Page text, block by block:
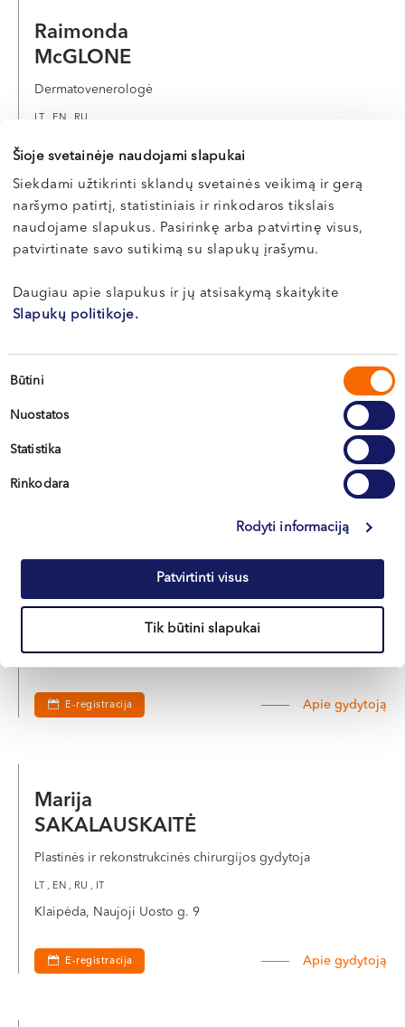
Šioje svetainėje naudojami slapukai
Siekdami užtikrinti sklandų svetainės veikimą ir gerą
naršymo patirtį, statistiniais ir rinkodaros tikslais
naudojame slapukus. Pasirinkę arba patvirtinę visus,
patvirtinate savo sutikimą su slapukų įrašymu.
Daugiau apie slapukus ir jų atsisakymą skaitykite
Slapukų politikoje.
Sutikimo
Būtini
Nuostatos
Statistika
Rinkodara
Rodyti informaciją
Patvirtinti visus
Tik būtini slapukai
ir individualų požiūrį bei nuoširdų rūpestį kiekvienu.
Pasirinkite „Northway“ medicinos centrus – kai svarbu
saugumas, kokybė ir matomi rezultatai.
Raimonda
McGLONE
Dermatovenerologė
LT , EN , RU
Apie gydytoją
Vilma
POCIENĖ
LT , EN , RU
Apie gydytoją
SAKALAUSKAITĖ
Plastinės ir rekonstrukcinės chirurgijos gydytoja
Vilnius, S. Žukausko g. 19
E-registracija Apie gydytoją
Marija
SAKALAUSKAITĖ
Plastinės ir rekonstrukcinės chirurgijos gydytoja
LT , EN , RU , IT
Klaipėda, Naujoji Uosto g. 9
E-registracija Apie gydytoją